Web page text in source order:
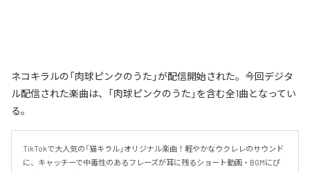
ネコキラルの「肉球ピンクのうた」が配信開始された。今回デジタ
ル配信された楽曲は、「肉球ピンクのうた」を含む全1曲となってい
る。
TikTokで大人気の「猫キラル」オリジナル楽曲！軽やかなウクレレのサウンド
に、キャッチーで中毒性のあるフレーズが耳に残るショート動画・BGMにぴ